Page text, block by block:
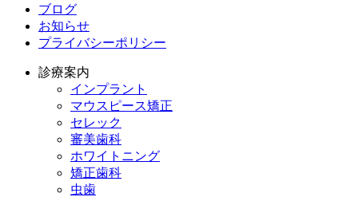
ブログ
お知らせ
プライバシーポリシー
診療案内
インプラント
マウスピース矯正
セレック
審美歯科
ホワイトニング
矯正歯科
虫歯